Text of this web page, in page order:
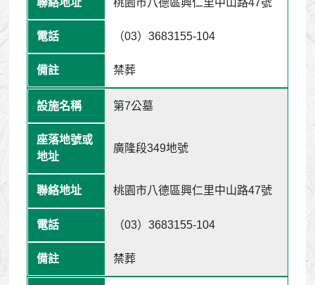
（03）3683155-104
禁葬
第7公墓
廣隆段349地號
桃園市八德區興仁里中山路47號
（03）3683155-104
禁葬